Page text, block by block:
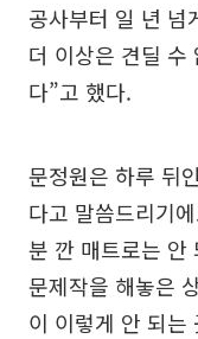
공사부터 일 년 넘
더 이상은 견딜 수
다”고 했다.
문정원은 하루 뒤
다고 말씀드리기
분 깐 매트로는 안
문제작을 해놓은
이 이렇게 안 되는